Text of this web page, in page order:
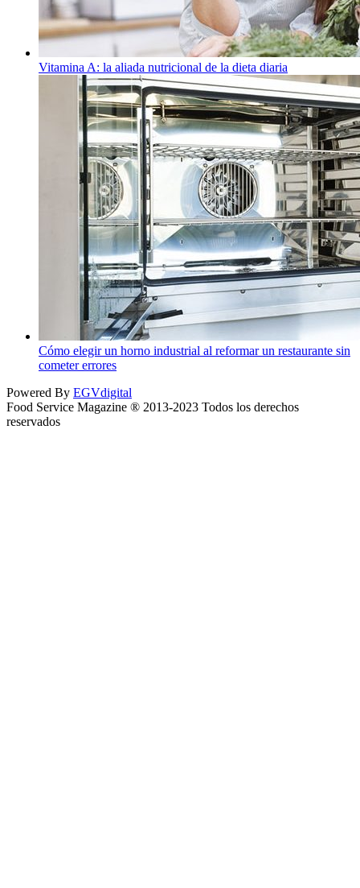
Vitamina A: la aliada nutricional de la dieta diaria
Cómo elegir un horno industrial al reformar un restaurante sin
cometer errores
Powered By EGVdigital
Food Service Magazine ® 2013-2023 Todos los derechos
reservados